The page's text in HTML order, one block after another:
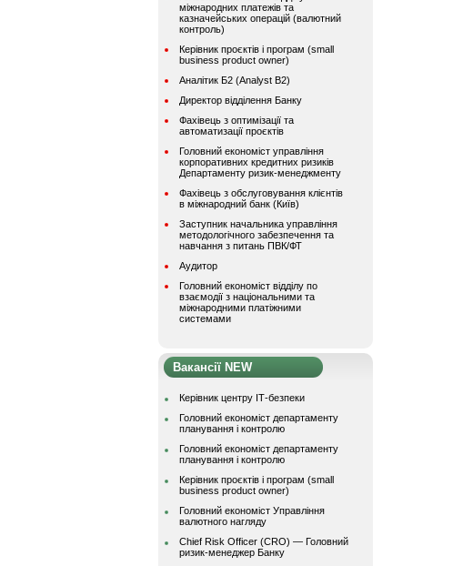
міжнародних платежів та
казначейських операцій (валютний
контроль)
Керівник проєктів і програм (small
business product owner)
Аналітик Б2 (Analyst B2)
Директор відділення Банку
Фахівець з оптимізації та
автоматизації проєктів
Головний економіст управління
корпоративних кредитних ризиків
Департаменту ризик-менеджменту
Фахівець з обслуговування клієнтів
в міжнародний банк (Київ)
Заступник начальника управління
методологічного забезпечення та
навчання з питань ПВК/ФТ
Аудитор
Головний економіст відділу по
взаємодії з національними та
міжнародними платіжними
системами
Вакансії NEW
Керівник центру ІТ-безпеки
Головний економіст департаменту
планування і контролю
Головний економіст департаменту
планування і контролю
Керівник проєктів і програм (small
business product owner)
Головний економіст Управління
валютного нагляду
Chief Risk Officer (CRO) — Головний
ризик-менеджер Банку